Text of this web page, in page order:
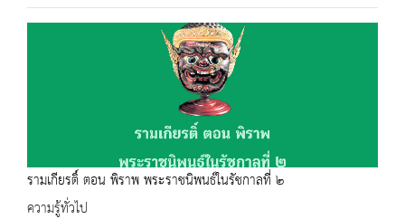
รามเกียรติ์ ตอน พิราพ พระราชนิพนธ์ในรัชกาลที่ ๒
ความรู้ทั่วไป